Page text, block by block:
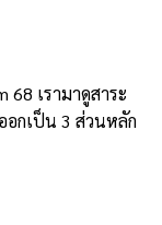
68 เรามาดูสาระ
อกเป็น 3 ส่วนหลัก